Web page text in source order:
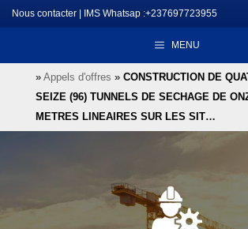
Aller
au
Nous contacter IMS Whatsap :+237697723955
MENU
» Appels d'offres » CONSTRUCTION DE
SEIZE (96) TUNNELS DE SECHAGE DE
METRES LINEAIRES SUR LES SIT…